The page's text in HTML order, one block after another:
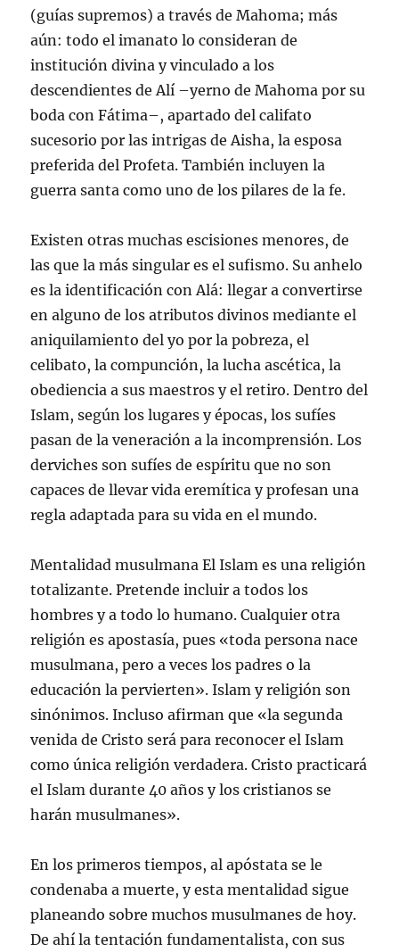
(guías supremos) a través de Mahoma; más
aún: todo el imanato lo consideran de
institución divina y vinculado a los
descendientes de Alí –yerno de Mahoma por su
boda con Fátima–, apartado del califato
sucesorio por las intrigas de Aisha, la esposa
preferida del Profeta. También incluyen la
guerra santa como uno de los pilares de la fe.
Existen otras muchas escisiones menores, de
las que la más singular es el sufismo. Su anhelo
es la identificación con Alá: llegar a convertirse
en alguno de los atributos divinos mediante el
aniquilamiento del yo por la pobreza, el
celibato, la compunción, la lucha ascética, la
obediencia a sus maestros y el retiro. Dentro del
Islam, según los lugares y épocas, los sufíes
pasan de la veneración a la incomprensión. Los
derviches son sufíes de espíritu que no son
capaces de llevar vida eremítica y profesan una
regla adaptada para su vida en el mundo.
Mentalidad musulmana El Islam es una religión
totalizante. Pretende incluir a todos los
hombres y a todo lo humano. Cualquier otra
religión es apostasía, pues «toda persona nace
musulmana, pero a veces los padres o la
educación la pervierten». Islam y religión son
sinónimos. Incluso afirman que «la segunda
venida de Cristo será para reconocer el Islam
como única religión verdadera. Cristo practicará
el Islam durante 40 años y los cristianos se
harán musulmanes».
En los primeros tiempos, al apóstata se le
condenaba a muerte, y esta mentalidad sigue
planeando sobre muchos musulmanes de hoy.
De ahí la tentación fundamentalista, con sus